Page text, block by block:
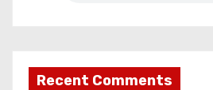
Recent Comments